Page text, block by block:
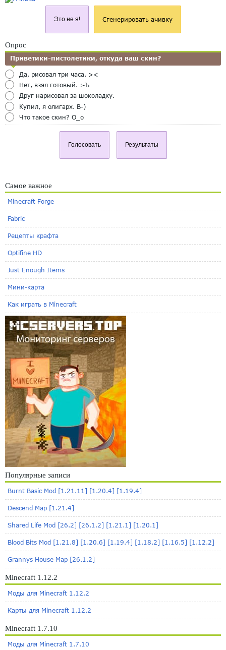
Это не я! Сгенерировать ачивку
Опрос
Приветики-пистолетики, откуда ваш скин?
Да, рисовал три часа. ><
Нет, взял готовый. :-Ъ
Друг нарисовал за шоколадку.
Купил, я олигарх. B-)
Что такое скин? O_o
Голосовать Результаты
Самое важное
Minecraft Forge
Fabric
Рецепты крафта
Optifine HD
Just Enough Items
Мини-карта
Как играть в Minecraft
Популярные записи
Burnt Basic Mod [1.21.11] [1.20.4] [1.19.4]
Descend Map [1.21.4]
Shared Life Mod [26.2] [26.1.2] [1.21.1] [1.20.1]
Blood Bits Mod [1.21.8] [1.20.6] [1.19.4] [1.18.2] [1.16.5] [1.12.2]
Grannys House Map [26.1.2]
Minecraft 1.12.2
Моды для Minecraft 1.12.2
Карты для Minecraft 1.12.2
Minecraft 1.7.10
Моды для Minecraft 1.7.10